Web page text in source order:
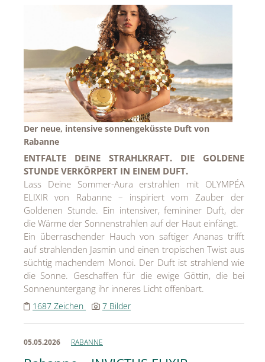
Der neue, intensive sonnengeküsste Duft von
Rabanne
ENTFALTE DEINE STRAHLKRAFT. DIE GOLDENE
STUNDE VERKÖRPERT IN EINEM DUFT.
Lass Deine Sommer-Aura erstrahlen mit OLYMPÉA
ELIXIR von Rabanne – inspiriert vom Zauber der
Goldenen Stunde. Ein intensiver, femininer Duft, der
die Wärme der Sonnenstrahlen auf der Haut einfängt.
Ein überraschender Hauch von saftiger Ananas trifft
auf strahlenden Jasmin und einen tropischen Twist aus
süchtig machendem Monoi. Der Duft ist strahlend wie
die Sonne. Geschaffen für die ewige Göttin, die bei
Sonnenuntergang ihr inneres Licht offenbart.
1687 Zeichen 7 Bilder
05.05.2026 RABANNE